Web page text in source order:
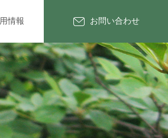
情報 お問い合わせ